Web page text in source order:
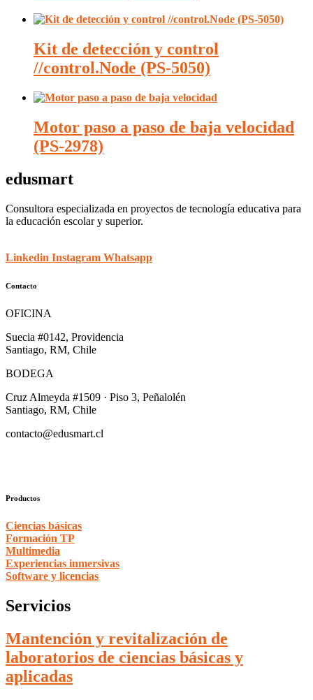
Kit de detección y control
//control.Node (PS-5050)
Motor paso a paso de baja velocidad
(PS-2978)
edusmart
Consultora especializada en proyectos de tecnología educativa para
la educación escolar y superior.
Linkedin Instagram Whatsapp
Contacto
OFICINA
Suecia #0142, Providencia
Santiago, RM, Chile
BODEGA
Cruz Almeyda #1509 · Piso 3, Peñalolén
Santiago, RM, Chile
contacto@edusmart.cl
Productos
Ciencias básicas
Formación TP
Multimedia
Experiencias inmersivas
Software y licencias
Servicios
Mantención y revitalización de
laboratorios de ciencias básicas y
aplicadas